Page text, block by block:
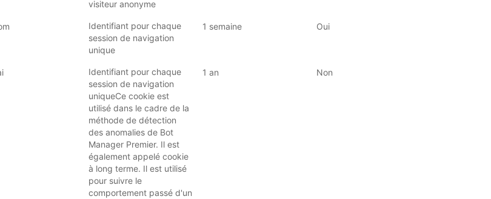
visiteur anonyme
Identifiant pour chaque
session de navigation
unique
1 semaine Oui
Identifiant pour chaque
session de navigation
uniqueCe cookie est
utilisé dans le cadre de la
méthode de détection
des anomalies de Bot
Manager Premier. Il est
également appelé cookie
à long terme. Il est utilisé
pour suivre le
comportement passé d'un
1 an Non